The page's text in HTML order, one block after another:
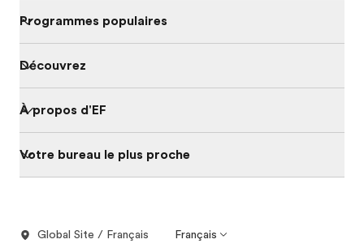
Programmes populaires
Découvrez
À propos d'EF
Votre bureau le plus proche
Global Site / Français Français